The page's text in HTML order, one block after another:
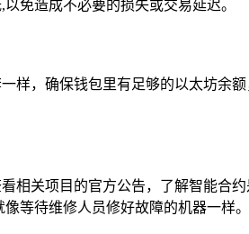
免造成不必要的损失或交易延迟。
样，确保钱包里有足够的以太坊余
相关项目的官方公告，了解智能合
等待维修人员修好故障的机器一样。